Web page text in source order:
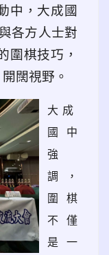
中，大成國
各方人士對
圍棋技巧，
闊視野。
link to
大成
國中
強
調，
圍棋
不僅
是一